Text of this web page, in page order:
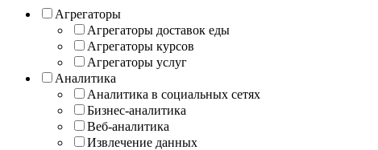
Агрегаторы
Агрегаторы доставок еды
Агрегаторы курсов
Агрегаторы услуг
Аналитика
Аналитика в социальных сетях
Бизнес-аналитика
Веб-аналитика
Извлечение данных